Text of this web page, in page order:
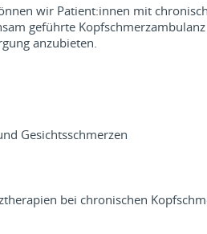
wir Patient:innen mit
geführte
anzubieten.
Gesichtsschmerzen
bei chronischen